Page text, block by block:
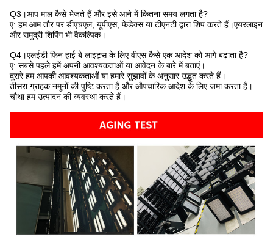
Q3।आप माल कैसे भेजते हैं और इसे आने में कितना समय लगता है?
ए: हम आम तौर पर डीएचएल, यूपीएस, फेडेक्स या टीएनटी द्वारा शिप करते हैं।एयरलाइन
और समुद्री शिपिंग भी वैकल्पिक।
Q4।एलईडी फिन हाई बे लाइट्स के लिए वीएस कैसे एक आदेश को आगे बढ़ाता है?
ए: सबसे पहले हमें अपनी आवश्यकताओं या आवेदन के बारे में बताएं।
दूसरे हम आपकी आवश्यकताओं या हमारे सुझावों के अनुसार उद्धृत करते हैं।
तीसरा ग्राहक नमूनों की पुष्टि करता है और औपचारिक आदेश के लिए जमा करता है।
चौथा हम उत्पादन की व्यवस्था करते हैं।